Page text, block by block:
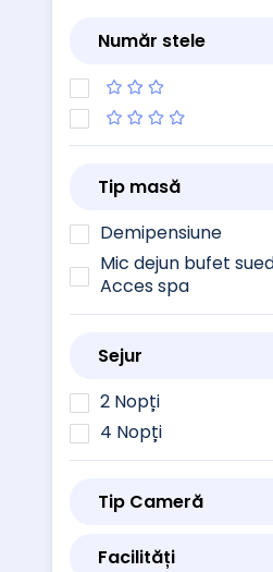
Număr stele
Tip masă
Demipensiune
Mic dejun bufet
Acces spa
Sejur
2 Nopți
4 Nopți
Tip Cameră
Facilități